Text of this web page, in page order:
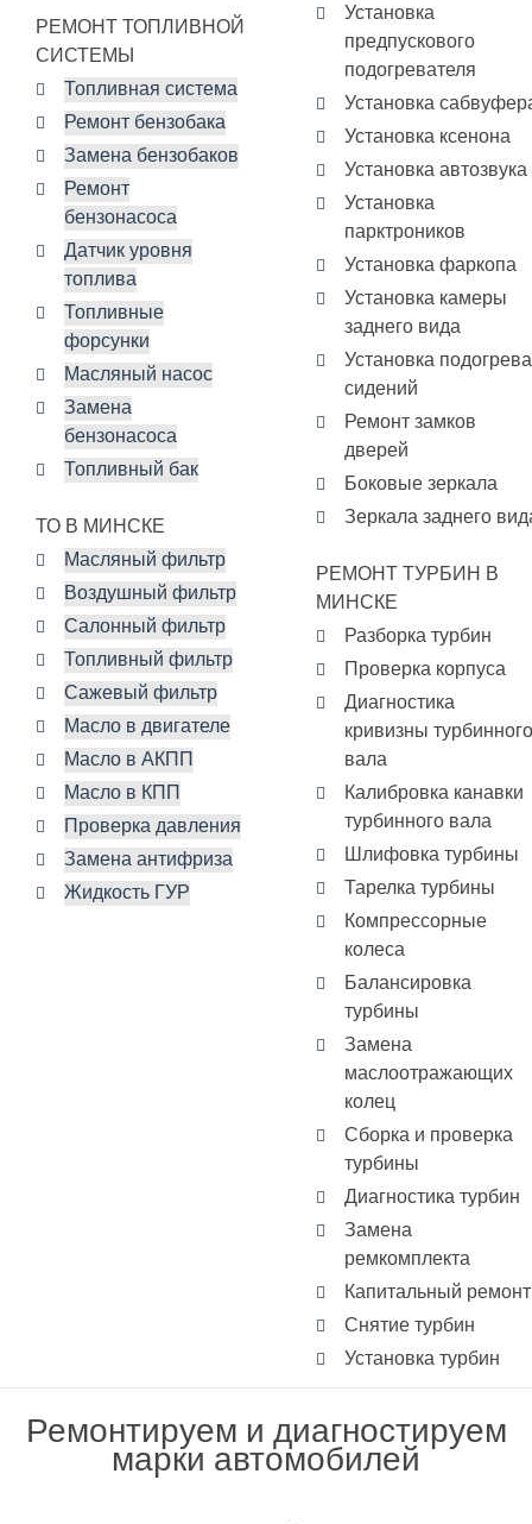
РЕМОНТ ТОПЛИВНОЙ
СИСТЕМЫ
Топливная система
Ремонт бензобака
Замена бензобаков
Ремонт
бензонасоса
Датчик уровня
топлива
Топливные
форсунки
Масляный насос
Замена
бензонасоса
Топливный бак
ТО В МИНСКЕ
Масляный фильтр
Воздушный фильтр
Салонный фильтр
Топливный фильтр
Сажевый фильтр
Масло в двигателе
Масло в АКПП
Масло в КПП
Проверка давления
Замена антифриза
Жидкость ГУР
Установка
предпускового
подогревателя
Установка
Установка ксенона
Установка автозвука
Установка
парктроников
Установка фаркопа
Установка камеры
заднего вида
Установка подогрева
сидений
Ремонт замков
дверей
Боковые зеркала
Зеркала заднего
РЕМОНТ ТУРБИН В
МИНСКЕ
Разборка турбин
Проверка корпуса
Диагностика
кривизны турбинного
вала
Калибровка канавки
турбинного вала
Шлифовка турбины
Тарелка турбины
Компрессорные
колеса
Балансировка
турбины
Замена
маслоотражающих
колец
Сборка и проверка
турбины
Диагностика турбин
Замена
ремкомплекта
Капитальный ремонт
Снятие турбин
Установка турбин
Ремонтируем и диагностируем
марки автомобилей